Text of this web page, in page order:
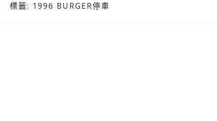
標籤: 1996 BURGER停車